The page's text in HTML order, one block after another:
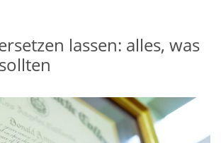
lassen: alles, was